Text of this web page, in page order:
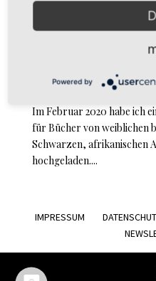
Black Female African
Yewande Omotoso
Review Yewande
Black Female African
Im Februar 2020 habe ich
für Bücher von weiblichen
Schwarzen, afrikanischen
hochgeladen....
IMPRESSUM
Powered by